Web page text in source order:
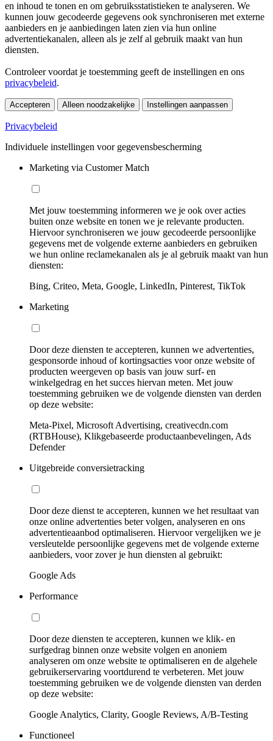
en inhoud te tonen en om gebruiksstatistieken te analyseren. We
kunnen jouw gecodeerde gegevens ook synchroniseren met externe
aanbieders en je aanbiedingen laten zien via hun online
advertentiekanalen, alleen als je zelf al gebruik maakt van hun
diensten.
Controleer voordat je toestemming geeft de instellingen en ons
privacybeleid.
Accepteren Alleen noodzakelijke Instellingen aanpassen
Privacybeleid
Individuele instellingen voor gegevensbescherming
Marketing via Customer Match
Met jouw toestemming informeren we je ook over acties
buiten onze website en tonen we je relevante producten.
Hiervoor synchroniseren we jouw gecodeerde persoonlijke
gegevens met de volgende externe aanbieders en gebruiken
we hun online reclamekanalen als je al gebruik maakt van hun
diensten:
Bing, Criteo, Meta, Google, LinkedIn, Pinterest, TikTok
Marketing
Door deze diensten te accepteren, kunnen we advertenties,
gesponsorde inhoud of kortingsacties voor onze website of
producten weergeven op basis van jouw surf- en
winkelgedrag en het succes hiervan meten. Met jouw
toestemming gebruiken we de volgende diensten van derden
op deze website:
Meta-Pixel, Microsoft Advertising, creativecdn.com
(RTBHouse), Klikgebaseerde productaanbevelingen, Ads
Defender
Uitgebreide conversietracking
Door deze dienst te accepteren, kunnen we het resultaat van
onze online advertenties beter volgen, analyseren en ons
advertentieaanbod optimaliseren. Hiervoor vergelijken we je
versleutelde persoonlijke gegevens met de volgende externe
aanbieders, voor zover je hun diensten al gebruikt:
Google Ads
Performance
Door deze diensten te accepteren, kunnen we klik- en
surfgedrag binnen onze website volgen en anoniem
analyseren om onze website te optimaliseren en de algehele
gebruikerservaring voortdurend te verbeteren. Met jouw
toestemming gebruiken we de volgende diensten van derden
op deze website:
Google Analytics, Clarity, Google Reviews, A/B-Testing
Functioneel